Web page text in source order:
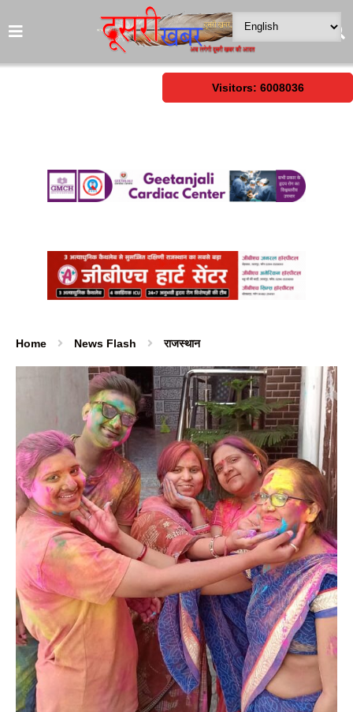
Visitors: 6008036
Home News Flash राजस्थान